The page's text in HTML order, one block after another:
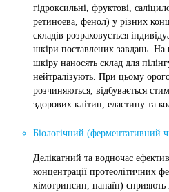
гідроксильні, фруктові,
ретиноева, фенол) у різних
складів розраховується
шкіри поставлених завдань. На
шкіру наносять склад для
нейтралізують. При цьому
розчиняються, відбувається
здорових клітин, еластину та
Біологічний (ферментативний
Делікатний та водночас
концентрації протеолітичних
хімотрипсин, папаїн)